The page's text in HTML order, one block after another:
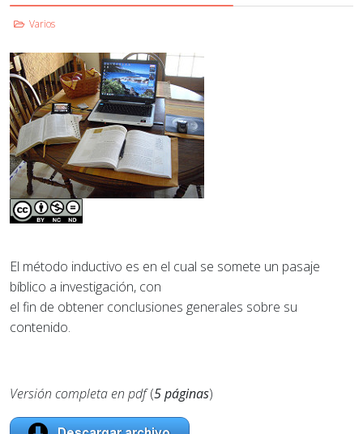
Varios
El método inductivo es en el cual se somete un pasaje
bíblico a investigación, con
el fin de obtener conclusiones generales sobre su
contenido.
Versión completa en pdf(5páginas)